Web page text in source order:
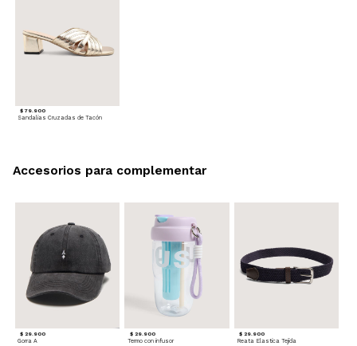
$ 79.900
Sandalias Cruzadas de Tacón
$ 29.900
Gorra A
$ 29.900
Termo con infusor
$ 29.900
Reata Elastica Tejida
Accesorios para complementar